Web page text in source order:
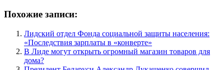
Похожие записи:
Лидский отдел Фонда социальной защиты населения:
«Последствия зарплаты в «конверте»
В Лиде могут открыть огромный магазин товаров для
дома?